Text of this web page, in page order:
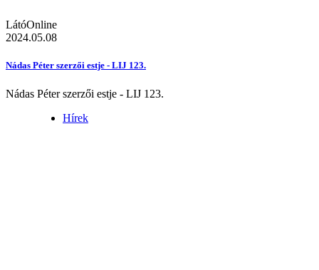
LátóOnline
2024.05.08
Nádas Péter szerzői estje - LIJ 123.
Nádas Péter szerzői estje - LIJ 123.
Hírek